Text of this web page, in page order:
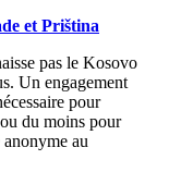
et Priština
pas le Kosovo
Un engagement
pour
du moins pour
au